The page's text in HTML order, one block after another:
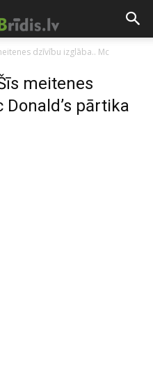
dzīvību izglāba.. Mc
meitenes
pārtika